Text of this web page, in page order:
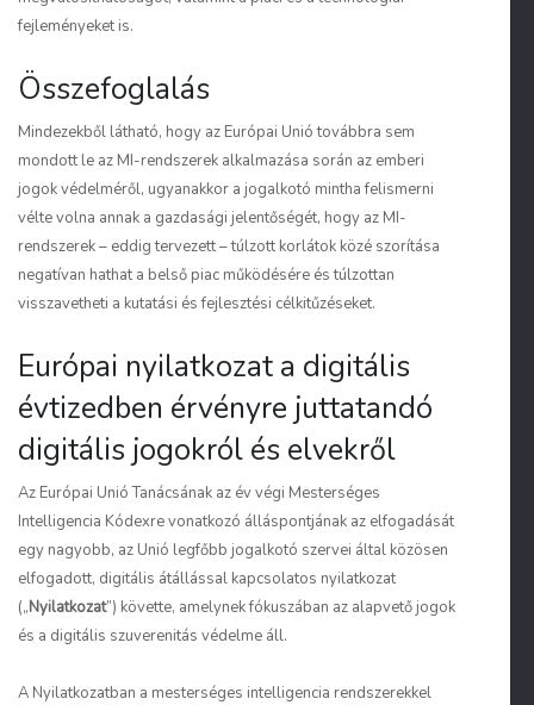
fejleményeket is.
Összefoglalás
Mindezekből látható, hogy az Európai Unió továbbra sem
mondott le az MI-rendszerek alkalmazása során az emberi
jogok védelméről, ugyanakkor a jogalkotó mintha felismerni
vélte volna annak a gazdasági jelentőségét, hogy az MI-
rendszerek – eddig tervezett – túlzott korlátok közé szorítása
negatívan hathat a belső piac működésére és túlzottan
visszavetheti a kutatási és fejlesztési célkitűzéseket.
Európai nyilatkozat a digitális
évtizedben érvényre juttatandó
digitális jogokról és elvekről
Az Európai Unió Tanácsának az év végi Mesterséges
Intelligencia Kódexre vonatkozó álláspontjának az elfogadását
egy nagyobb, az Unió legfőbb jogalkotó szervei által közösen
elfogadott, digitális átállással kapcsolatos nyilatkozat
(„Nyilatkozat”) követte, amelynek fókuszában az alapvető jogok
és a digitális szuverenitás védelme áll.
A Nyilatkozatban a mesterséges intelligencia rendszerekkel